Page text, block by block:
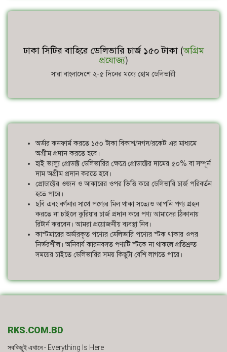
ঢাকা সিটির বাহিরে ডেলিভারি চার্জ ১৫০ টাকা (অগ্রিম
প্রযোজ্য)
সারা বাংলাদেশে ২-৫ দিনের মধ্যে হোম ডেলিভারী
অর্ডার কনফার্ম করতে ১৫০ টাকা বিকাশ/নগদ/রকেট এর মাধ্যমে
অগ্রীম প্রদান করতে হবে।
হাই ভ্যল্যু প্রোডাক্ট ডেলিভারির ক্ষেত্রে প্রোডাক্টের দামের ৫০% বা সম্পূর্ন
দাম অগ্রীম প্রদান করতে হবে।
প্রোডাক্টের ওজন ও আকারের ওপর ভিত্তি করে ডেলিভারি চার্জ পরিবর্তন
হতে পারে।
ছবি এবং বর্ণনার সাথে পণ্যের মিল থাকা সত্যেও আপনি পণ্য গ্রহন
করতে না চাইলে কুরিয়ার চার্জ প্রদান করে পণ্য আমাদের ঠিকানায়
রিটার্ন করবেন। আমরা প্রয়োজনীয় ব্যবস্থা নিব।
কাস্টমারের অর্ডারকৃত পণ্যের ডেলিভারি পণ্যের স্টক থাকার ওপর
নির্ভরশীল। অনিবার্য কারনবসত পণ্যটি স্টকে না থাকলে প্রতিশ্রুত
সময়ের চাইতে ডেলিভারির সময় কিছুটা বেশি লাগতে পারে।
RKS.COM.BD
সবকিছুই এখানে - Everything Is Here